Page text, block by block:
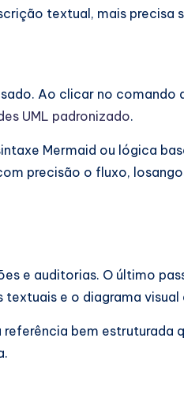
textual, mais precisa
Ao clicar no
UML padronizado.
Mermaid ou lógica
precisão o fluxo,
e auditorias. O último
e o diagrama
bem